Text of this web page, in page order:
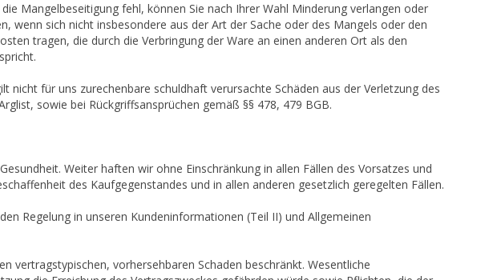
Mangelbeseitigung fehl, können Sie nach Ihrer Wahl Minderung verlangen oder
wenn sich nicht insbesondere aus der Art der Sache oder des Mangels oder den
tragen, die durch die Verbringung der Ware an einen anderen Ort als den
für uns zurechenbare schuldhaft verursachte Schäden aus der Verletzung des
sowie bei Rückgriffsansprüchen gemäß §§ 478, 479 BGB.
Weiter haften wir ohne Einschränkung in allen Fällen des Vorsatzes und
des Kaufgegenstandes und in allen anderen gesetzlich geregelten Fällen.
Regelung in unseren Kundeninformationen (Teil II) und Allgemeinen
vertragstypischen, vorhersehbaren Schaden beschränkt. Wesentliche